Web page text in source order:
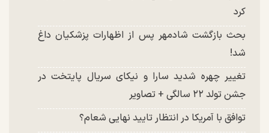
کرد
بحث بازگشت شادمهر پس از اظهارات پزشکیان داغ
شد!
تغییر چهره شدید سارا و نیکای سریال پایتخت در
جشن تولد ۲۲ سالگی + تصاویر
توافق با آمریکا در انتظار تایید نهایی شعام؟